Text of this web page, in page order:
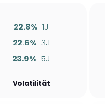
22.8% 1J
22.6% 3J
23.9% 5J
Volatilität